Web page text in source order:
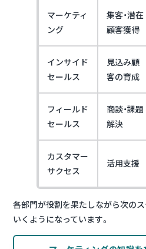
マーケティ
ング
集客・潜在
顧客獲得
インサイド
セールス
見込み顧
客の育成
フィールド
セールス
商談・課題
解決
カスタマー
サクセス
活用支援
各部門が役割を果たしながら次の
いくようになっています。